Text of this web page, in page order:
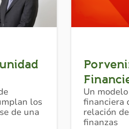
los
de una
Un
financiera
relación
finanzas